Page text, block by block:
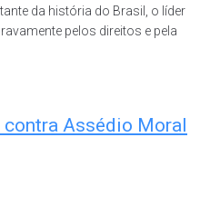
da história do Brasil, o líder
pelos direitos e pela
Assédio Moral